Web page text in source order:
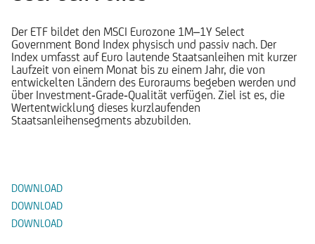
Der ETF bildet den MSCI Eurozone 1M–1Y Select
Government Bond Index physisch und passiv nach. Der
Index umfasst auf Euro lautende Staatsanleihen mit kurzer
Laufzeit von einem Monat bis zu einem Jahr, die von
entwickelten Ländern des Euroraums begeben werden und
über Investment‑Grade‑Qualität verfügen. Ziel ist es, die
Wertentwicklung dieses kurzlaufenden
Staatsanleihensegments abzubilden.
DOWNLOAD
DOWNLOAD
DOWNLOAD